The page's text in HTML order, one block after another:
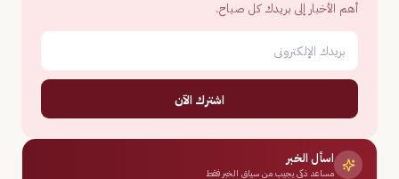
أهم الأخبار إلى بريدك كل صباح.
اشترك الآن
اسأل الخبر
مساعد ذكي يجيب من سياق الخبر فقط